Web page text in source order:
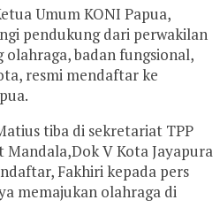
Umum KONI Papua,
pendukung dari perwakilan
olahraga, badan fungsional,
resmi mendaftar ke
tiba di sekretariat TPP
Mandala,Dok V Kota Jayapura
Fakhiri kepada pers
memajukan olahraga di